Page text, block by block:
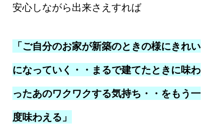
安心しながら出来さえすれば
「ご自分のお家が新築のときの様にきれい
になっていく・・まるで建てたときに味わ
ったあのワクワクする気持ち・・をもう一
度味わえる」